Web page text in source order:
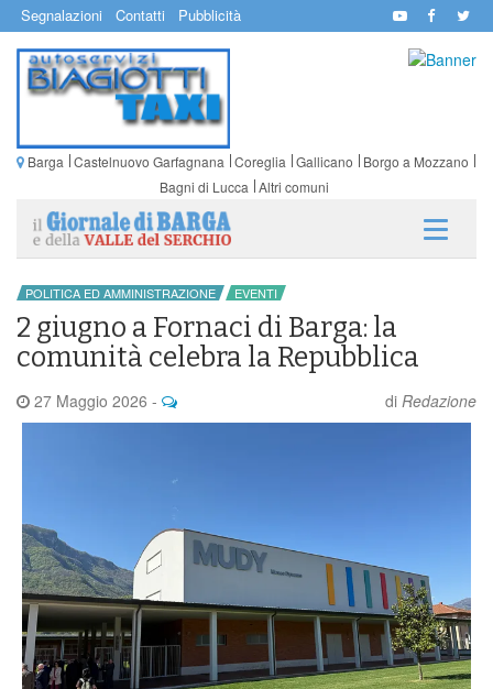
Segnalazioni Contatti Pubblicità
Barga Castelnuovo Garfagnana Coreglia Gallicano
Borgo a Mozzano
Bagni di Lucca Altri comuni
POLITICA ED AMMINISTRAZIONE EVENTI
2 giugno a Fornaci di Barga: la
comunità celebra la Repubblica
27 Maggio 2026 - di Redazione